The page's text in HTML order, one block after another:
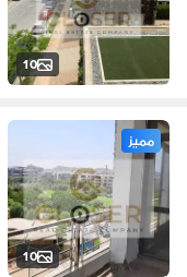
10
10
مميز